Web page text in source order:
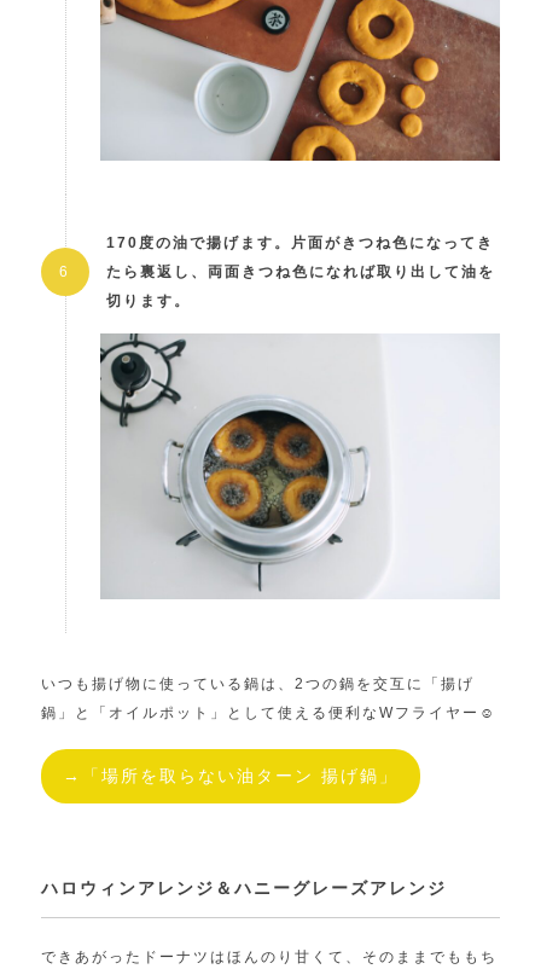
170度の油で揚げます。片面がきつね色になってき
たら裏返し、両面きつね色になれば取り出して油を
切ります。
いつも揚げ物に使っている鍋は、2つの鍋を交互に「揚げ
鍋」と「オイルポット」として使える便利なWフライヤー☺︎
→「場所を取らない油ターン 揚げ鍋」
ハロウィンアレンジ＆ハニーグレーズアレンジ
できあがったドーナツはほんのり甘くて、そのままでももち